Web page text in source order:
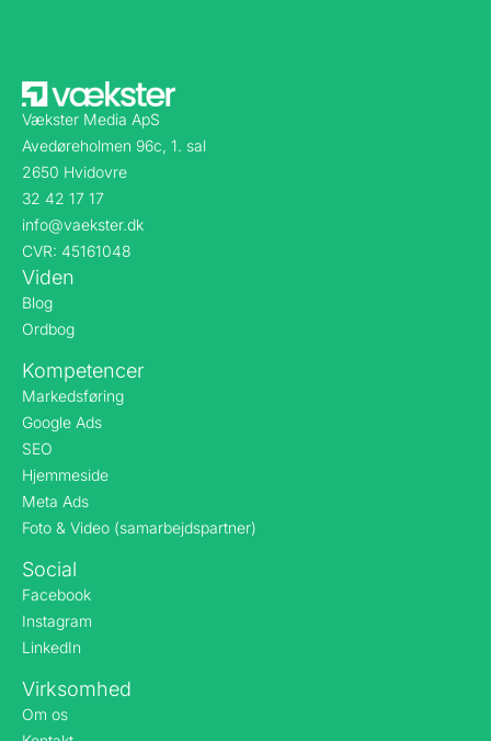
Vækster Media ApS
Avedøreholmen 96c, 1. sal
2650 Hvidovre
32 42 17 17
info@vaekster.dk
CVR: 45161048
Viden
Blog
Ordbog
Kompetencer
Markedsføring
Google Ads
SEO
Hjemmeside
Meta Ads
Foto & Video (samarbejdspartner)
Social
Facebook
Instagram
LinkedIn
Virksomhed
Om os